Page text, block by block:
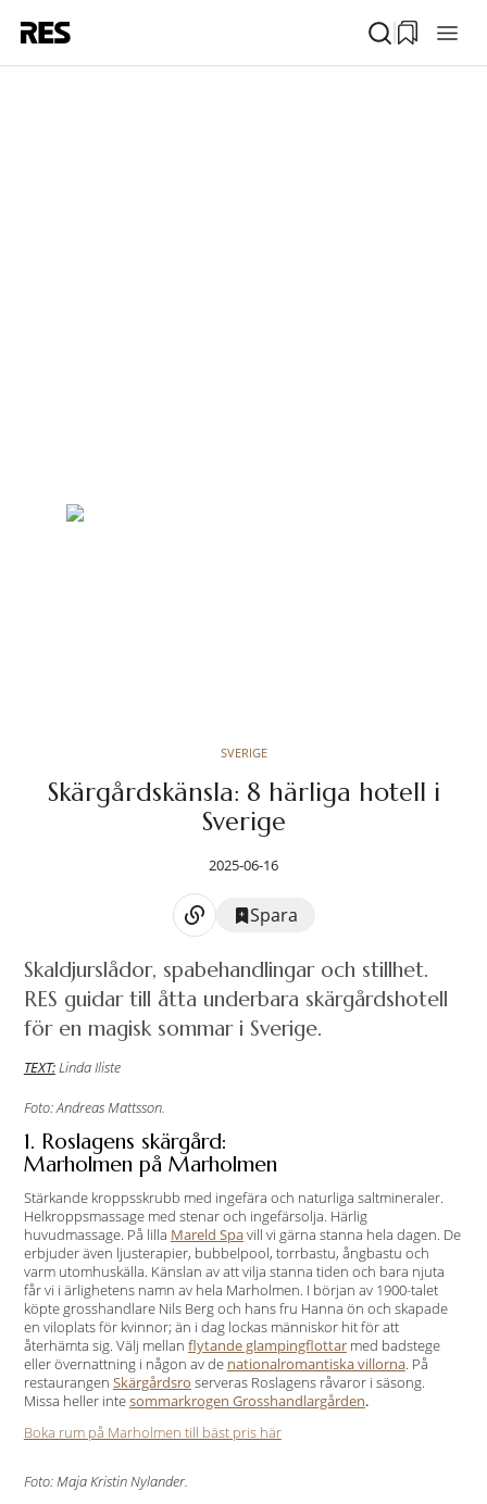
SVERIGE
Skärgårdskänsla: 8 härliga hotell i
Sverige
2025-06-16
Spara
Skaldjurslådor, spabehandlingar och stillhet.
RES guidar till åtta underbara skärgårdshotell
för en magisk sommar i Sverige.
TEXT:Linda Iliste
Foto: Andreas Mattsson.
1. Roslagens skärgård:
Marholmen på Marholmen
Stärkande kroppsskrubb med ingefära och naturliga saltmineraler.
Helkroppsmassage med stenar och ingefärsolja. Härlig
huvudmassage. På lilla Mareld Spavill vi gärna stanna hela dagen. De
erbjuder även ljusterapier, bubbelpool, torrbastu, ångbastu och
varm utomhuskälla. Känslan av att vilja stanna tiden och bara njuta
får vi i ärlighetens namn av hela Marholmen. I början av 1900-talet
köpte grosshandlare Nils Berg och hans fru Hanna ön och skapade
en viloplats för kvinnor; än i dag lockas människor hit för att
återhämta sig. Välj mellan flytande glampingflottarmed badstege
eller övernattning i någon av de nationalromantiska villorna. På
restaurangen Skärgårdsro serveras Roslagens råvaror i säsong.
Missa heller intesommarkrogen Grosshandlargården.
Boka rum på Marholmen till bäst pris här
Foto: Maja Kristin Nylander.